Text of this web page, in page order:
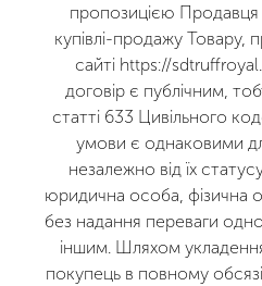
пропозицією Продавця
купівлі-продажу Товару,
сайті https://
договір є публічним,
статті 633 Цивільного
умови є однаковими
незалежно від їх
юридична особа, фізична
без надання переваги
іншим. Шляхом
покупець в повному